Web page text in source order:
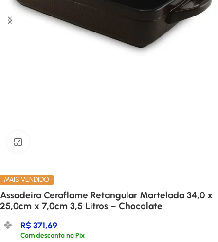
MAIS VENDIDO
Assadeira Ceraflame Retangular Martelada 34,0 x
25,0cm x 7,0cm 3,5 Litros – Chocolate
R$371,69
Com desconto no Pix